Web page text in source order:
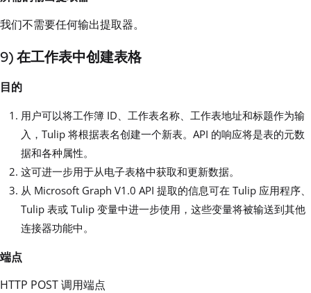
我们不需要任何输出提取器。
9) 在工作表中创建表格
目的
用户可以将工作簿 ID、工作表名称、工作表地址和标题作为输
入，Tulip 将根据表名创建一个新表。API 的响应将是表的元数
据和各种属性。
这可进一步用于从电子表格中获取和更新数据。
从 Microsoft Graph V1.0 API 提取的信息可在 Tulip 应用程序、
Tulip 表或 Tulip 变量中进一步使用，这些变量将被输送到其他
连接器功能中。
端点
HTTP POST 调用端点